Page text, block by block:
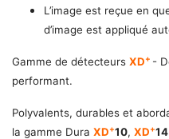
L’image est reçue en
d’image est appliqué
Gamme de détecteurs XD+ -
performant.
Polyvalents, durables et
la gamme Dura XD+10, XD+14